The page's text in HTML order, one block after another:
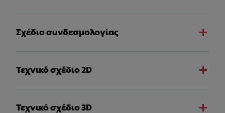
Σχέδιο συνδεσμολογίας
Τεχνικό σχέδιο 2D
Τεχνικό σχέδιο 3D